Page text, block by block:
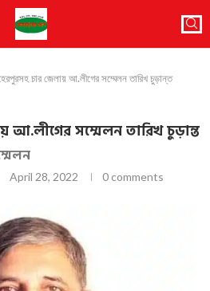
চার জেলায় আ.লীগের সম্মেলন তারিখ চুড়ান্ত
আ.লীগের সম্মেলন তারিখ চুড়ান্ত
April 28, 2022 0 comments